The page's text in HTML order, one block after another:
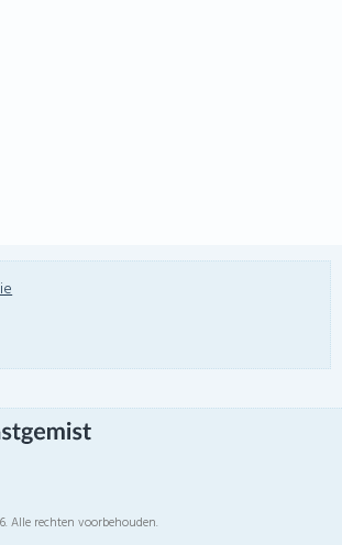
Alle rechten voorbehouden.